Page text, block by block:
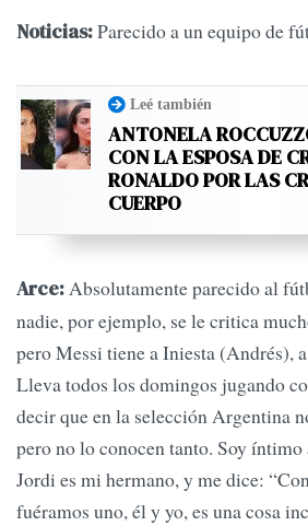
Noticias:Parecido a un equipo de
Leé también
ANTONELA
CON LA ESPOSA DE
RONALDO POR LAS
CUERPO
Arce:Absolutamente parecido al
nadie, por ejemplo, se le critica
pero Messi tiene a Iniesta
Lleva todos los domingos jugando
decir que en la selección Argentina
pero no lo conocen tanto. Soy
Jordi es mi hermano, y me dice:
fuéramos uno, él y yo, es una cosa